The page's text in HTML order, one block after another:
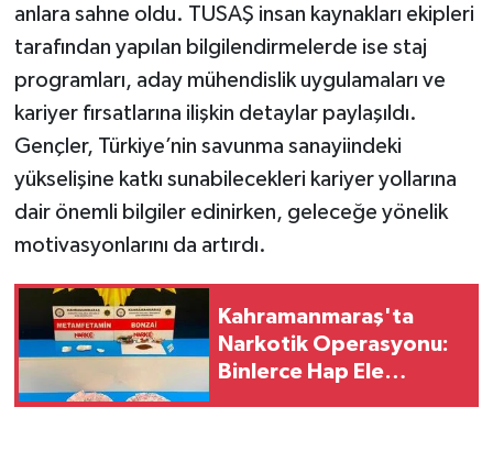
anlara sahne oldu. TUSAŞ insan kaynakları ekipleri
tarafından yapılan bilgilendirmelerde ise staj
programları, aday mühendislik uygulamaları ve
kariyer fırsatlarına ilişkin detaylar paylaşıldı.
Gençler, Türkiye’nin savunma sanayiindeki
yükselişine katkı sunabilecekleri kariyer yollarına
dair önemli bilgiler edinirken, geleceğe yönelik
motivasyonlarını da artırdı.
Kahramanmaraş'ta
Narkotik Operasyonu:
Binlerce Hap Ele